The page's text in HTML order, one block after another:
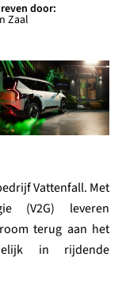
door:
Zaal
Vattenfall. Met
(V2G) leveren
terug aan het
in rijdende